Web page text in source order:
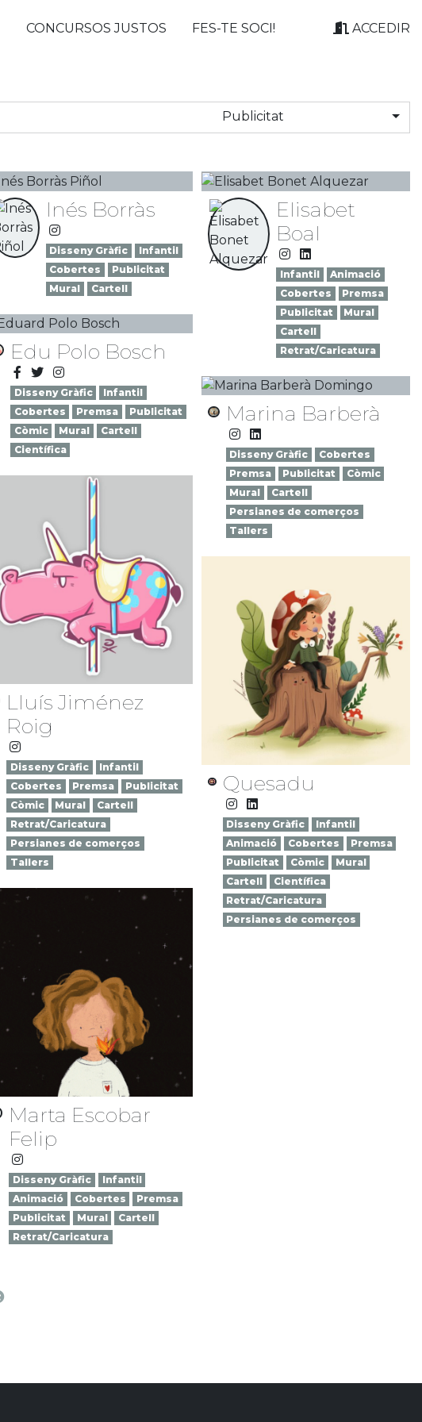
CONCURSOS JUSTOS FES-TE SOCI! ACCEDIR
Publicitat
Inés Borràs
Disseny Gràfic
Infantil
Cobertes
Publicitat
Mural
Cartell
Elisabet
Boal
Infantil
Animació
Cobertes
Premsa
Publicitat
Mural
Cartell
Retrat/Caricatura
Edu Polo Bosch
Disseny Gràfic
Infantil
Cobertes
Premsa
Publicitat
Còmic
Mural
Cartell
Científica
Marina Barberà
Disseny Gràfic
Cobertes
Premsa
Publicitat
Còmic
Mural
Cartell
Persianes de comerços
Tallers
Lluís Jiménez
Roig
Disseny Gràfic
Infantil
Cobertes
Premsa
Publicitat
Còmic
Mural
Cartell
Retrat/Caricatura
Persianes de comerços
Tallers
Quesadu
Disseny Gràfic
Infantil
Animació
Cobertes
Premsa
Publicitat
Còmic
Mural
Cartell
Científica
Retrat/Caricatura
Persianes de comerços
Marta Escobar
Felip
Disseny Gràfic
Infantil
Animació
Cobertes
Premsa
Publicitat
Mural
Cartell
Retrat/Caricatura